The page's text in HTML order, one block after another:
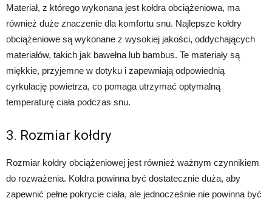
Materiał, z którego wykonana jest kołdra obciążeniowa, ma
również duże znaczenie dla komfortu snu. Najlepsze kołdry
obciążeniowe są wykonane z wysokiej jakości, oddychających
materiałów, takich jak bawełna lub bambus. Te materiały są
miękkie, przyjemne w dotyku i zapewniają odpowiednią
cyrkulację powietrza, co pomaga utrzymać optymalną
temperaturę ciała podczas snu.
3. Rozmiar kołdry
Rozmiar kołdry obciążeniowej jest również ważnym czynnikiem
do rozważenia. Kołdra powinna być dostatecznie duża, aby
zapewnić pełne pokrycie ciała, ale jednocześnie nie powinna być